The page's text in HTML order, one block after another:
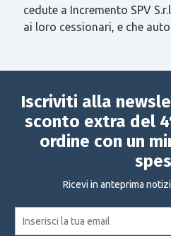
cedute a Incremento SPV
ai loro cessionari, e che
Iscriviti alla
sconto extra del
ordine con un
Ricevi in anteprima